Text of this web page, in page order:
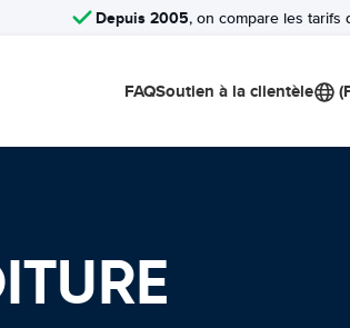
Depuis 2005, on compare les tarifs
FAQSoutien à la clientèle